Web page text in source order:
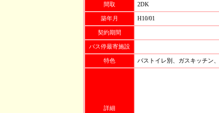
間取 2DK
築年月 H10/01
契約期間
バス停最寄施設
特色 バストイレ別、ガスキッチン
詳細